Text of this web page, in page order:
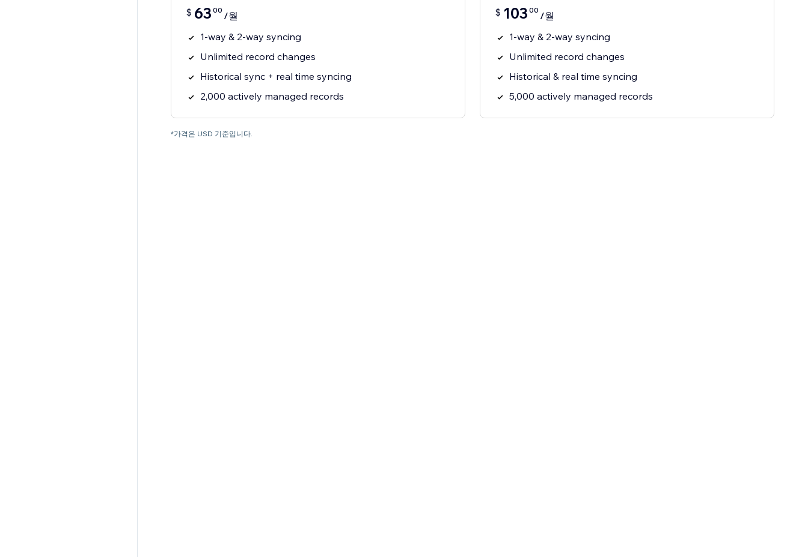
$ 63 00 /월
1-way & 2-way syncing
Unlimited record changes
Historical sync + real time syncing
2,000 actively managed records
$ 103 00 /월
1-way & 2-way syncing
Unlimited record changes
Historical & real time syncing
5,000 actively managed records
*가격은 USD 기준입니다.